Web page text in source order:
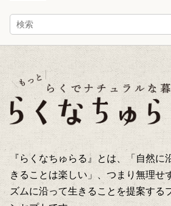
『らくなちゅらる』とは、「自然に
きることは楽しい」、つまり無理せ
ズムに沿って生きることを提案する